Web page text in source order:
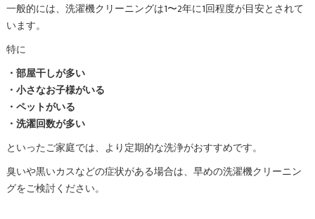
一般的には、洗濯機クリーニングは1〜2年に1回程度が目安とされて
います。
特に
・部屋干しが多い
・小さなお子様がいる
・ペットがいる
・洗濯回数が多い
といったご家庭では、より定期的な洗浄がおすすめです。
臭いや黒いカスなどの症状がある場合は、早めの洗濯機クリーニン
グをご検討ください。